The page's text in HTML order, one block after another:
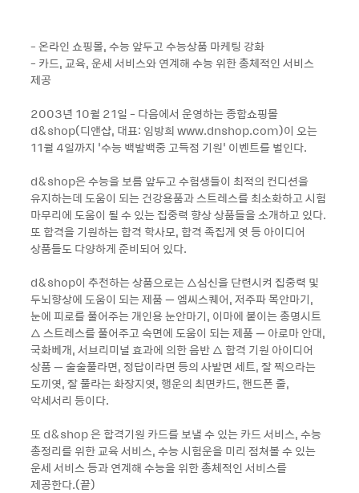
- 온라인 쇼핑몰, 수능 앞두고 수능상품 마케팅 강화
- 카드, 교육, 운세 서비스와 연계해 수능 위한 총체적인 서비스
제공
2003년 10월 21일 - 다음에서 운영하는 종합쇼핑몰
d&shop(디앤샵, 대표: 임방희 www.dnshop.com)이 오는
11월 4일까지 ‘수능 백발백중 고득점 기원’ 이벤트를 벌인다.
d&shop은 수능을 보름 앞두고 수험생들이 최적의 컨디션을
유지하는데 도움이 되는 건강용품과 스트레스를 최소화하고 시험
마무리에 도움이 될 수 있는 집중력 향상 상품들을 소개하고 있다.
또 합격을 기원하는 합격 학사모, 합격 족집게 엿 등 아이디어
상품들도 다양하게 준비되어 있다.
d&shop이 추천하는 상품으로는 △심신을 단련시켜 집중력 및
두뇌향상에 도움이 되는 제품 – 엠씨스퀘어, 저주파 목안마기,
눈에 피로를 풀어주는 개인용 눈안마기, 이마에 붙이는 총명시트
△ 스트레스를 풀어주고 숙면에 도움이 되는 제품 – 아로마 안대,
국화베개, 서브리미널 효과에 의한 음반 △ 합격 기원 아이디어
상품 – 술술풀라면, 정답이라면 등의 사발면 세트, 잘 찍으라는
도끼엿, 잘 풀라는 화장지엿, 행운의 최면카드, 핸드폰 줄,
악세서리 등이다.
또 d&shop 은 합격기원 카드를 보낼 수 있는 카드 서비스, 수능
총정리를 위한 교육 서비스, 수능 시험운을 미리 점쳐볼 수 있는
운세 서비스 등과 연계해 수능을 위한 총체적인 서비스를
제공한다.(끝)